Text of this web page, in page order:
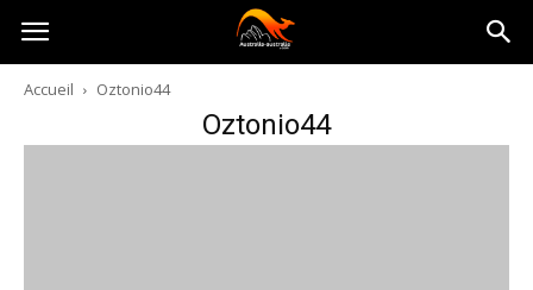
Australia-
australie.com
Accueil Oztonio44
Oztonio44